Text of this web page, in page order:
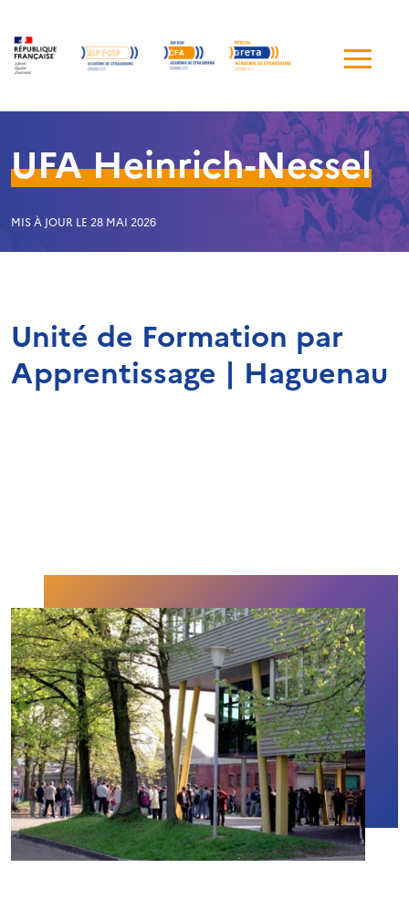
de
UFA Heinrich-Nessel
MIS À JOUR LE 28 MAI 2026
Unité de Formation par
Apprentissage | Haguenau